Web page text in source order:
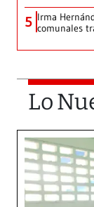
5 Irma
comunales
Lo